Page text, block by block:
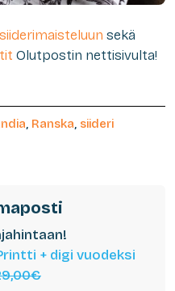
siiderimaisteluun sekä
Olutpostin nettisivulta!
, Ranska, siideri
+ digi vuodeksi